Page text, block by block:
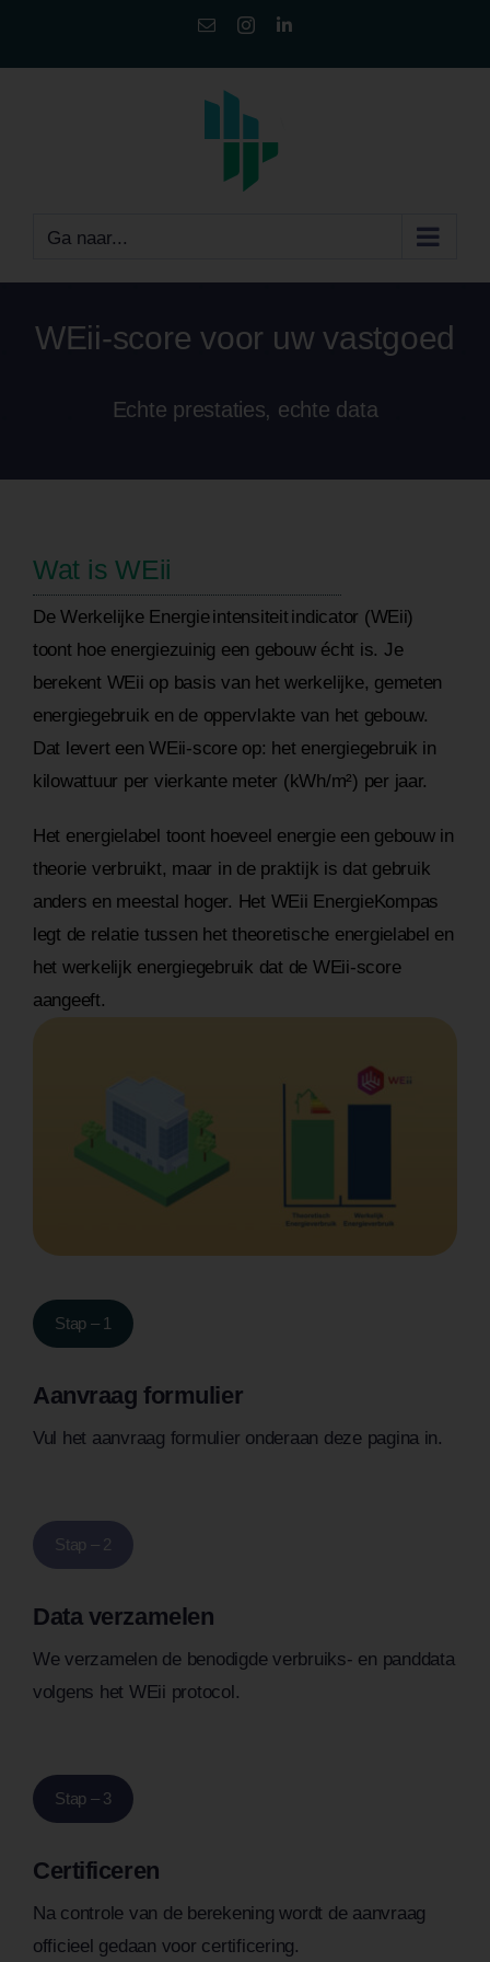
E-
InstagramLinkedIn
Ga naar...
WEii-score voor uw vastgoed
Echte prestaties, echte data
Wat is WEii
De Werkelijke Energie intensiteit indicator (WEii)
toont hoe energiezuinig een gebouw écht is. Je
berekent WEii op basis van het werkelijke, gemeten
energiegebruik en de oppervlakte van het gebouw.
Dat levert een WEii-score op: het energiegebruik in
kilowattuur per vierkante meter (kWh/m²) per jaar.
Het energielabel toont hoeveel energie een gebouw in
theorie verbruikt, maar in de praktijk is dat gebruik
anders en meestal hoger. Het WEii EnergieKompas
legt de relatie tussen het theoretische energielabel en
het werkelijk energiegebruik dat de WEii-score
aangeeft.
Stap – 1
Aanvraag formulier
Vul het aanvraag formulier onderaan deze pagina in.
Stap – 2
Data verzamelen
We verzamelen de benodigde verbruiks- en panddata
volgens het WEii protocol.
Stap – 3
Certificeren
Na controle van de berekening wordt de aanvraag
officieel gedaan voor certificering.